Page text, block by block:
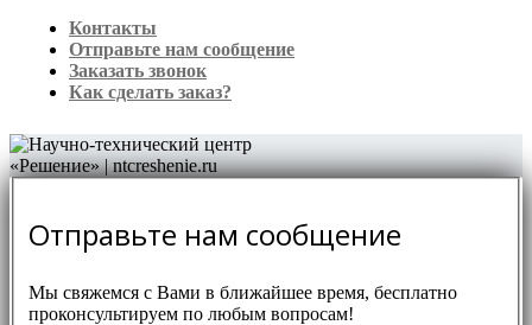
Контакты
Отправьте нам сообщение
Заказать звонок
Как сделать заказ?
Отправьте нам сообщение
Мы свяжемся с Вами в ближайшее время, бесплатно
проконсультируем по любым вопросам!